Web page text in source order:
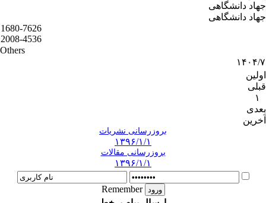
جهاد دانشگاهی
جهاد دانشگاهی
1680-7626
2008-4536
Others
۱۴۰۴/۷
اولین
قبلی
۱
بعدی
آخرین
بروزرسانی نشریات
۱۳۹۶/۱/۱
بروزرسانی مقالات
۱۳۹۶/۱/۱
Remember